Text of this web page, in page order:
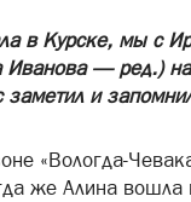
в Курске, мы с
— ред.)
заметил и
«Вологда-
же Алина